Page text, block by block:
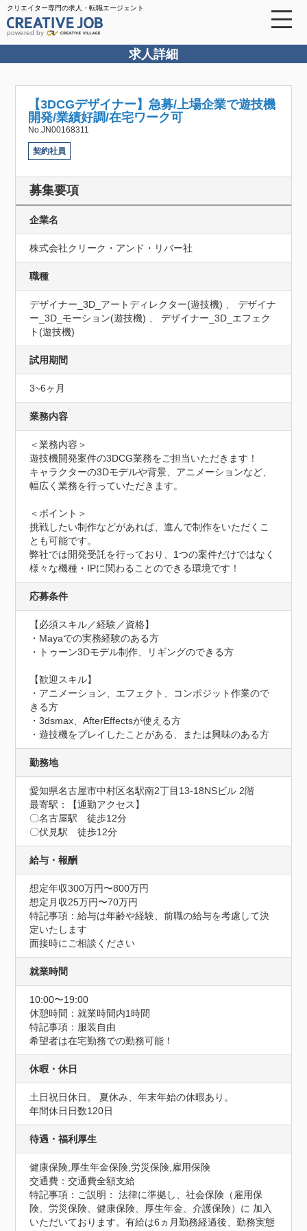
クリエイター専門の求人・転職エージェント
powered by
求人詳細
【3DCGデザイナー】急募/上場企業で遊技機
開発/業績好調/在宅ワーク可
No.JN00168311
契約社員
募集要項
企業名
株式会社クリーク・アンド・リバー社
職種
デザイナー_3D_アートディレクター(遊技機) 、 デザイナ
ー_3D_モーション(遊技機) 、 デザイナー_3D_エフェク
ト(遊技機)
試用期間
3~6ヶ月
業務内容
＜業務内容＞
遊技機開発案件の3DCG業務をご担当いただきます！
キャラクターの3Dモデルや背景、アニメーションなど、
幅広く業務を行っていただきます。
＜ポイント＞
挑戦したい制作などがあれば、進んで制作をいただくこ
とも可能です。
弊社では開発受託を行っており、1つの案件だけではなく
様々な機種・IPに関わることのできる環境です！
応募条件
【必須スキル／経験／資格】
・Mayaでの実務経験のある方
・トゥーン3Dモデル制作、リギングのできる方
【歓迎スキル】
・アニメーション、エフェクト、コンポジット作業ので
きる方
・3dsmax、AfterEffectsが使える方
・遊技機をプレイしたことがある、または興味のある方
勤務地
愛知県名古屋市中村区名駅南2丁目13-18NSビル 2階
最寄駅：【通勤アクセス】
〇名古屋駅　徒歩12分
〇伏見駅　徒歩12分
給与・報酬
想定年収300万円〜800万円
想定月収25万円〜70万円
特記事項：給与は年齢や経験、前職の給与を考慮して決
定いたします
面接時にご相談ください
就業時間
10:00〜19:00
休憩時間：就業時間内1時間
特記事項：服装自由
希望者は在宅勤務での勤務可能！
休暇・休日
土日祝日休日。 夏休み、年末年始の休暇あり。
年間休日日数120日
待遇・福利厚生
健康保険,厚生年金保険,労災保険,雇用保険
交通費：交通費全額支給
特記事項：ご説明： 法律に準拠し、社会保険（雇用保
険、労災保険、健康保険、厚生年金、介護保険）に 加入
いただいております。有給は6ヵ月勤務経過後、勤務実態